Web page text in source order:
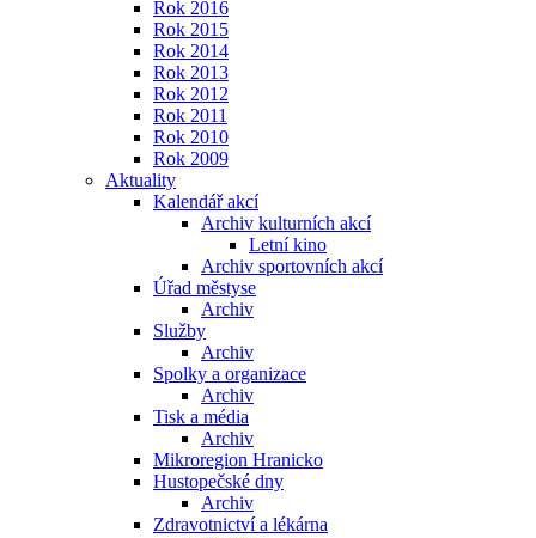
Rok 2016
Rok 2015
Rok 2014
Rok 2013
Rok 2012
Rok 2011
Rok 2010
Rok 2009
Aktuality
Kalendář akcí
Archiv kulturních akcí
Letní kino
Archiv sportovních akcí
Úřad městyse
Archiv
Služby
Archiv
Spolky a organizace
Archiv
Tisk a média
Archiv
Mikroregion Hranicko
Hustopečské dny
Archiv
Zdravotnictví a lékárna